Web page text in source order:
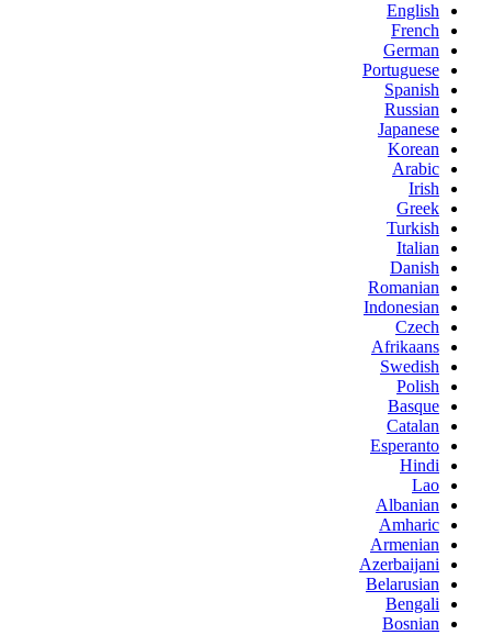
English
French
German
Portuguese
Spanish
Russian
Japanese
Korean
Arabic
Irish
Greek
Turkish
Italian
Danish
Romanian
Indonesian
Czech
Afrikaans
Swedish
Polish
Basque
Catalan
Esperanto
Hindi
Lao
Albanian
Amharic
Armenian
Azerbaijani
Belarusian
Bengali
Bosnian